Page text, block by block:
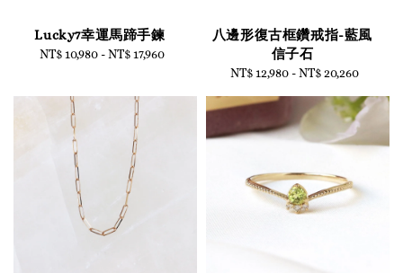
Lucky7幸運馬蹄手鍊
Regular
NT$ 10,980-NT$ 17,960
八邊形復古框鑽戒指-藍風
信子石
Regular
NT$ 12,980-NT$ 20,260